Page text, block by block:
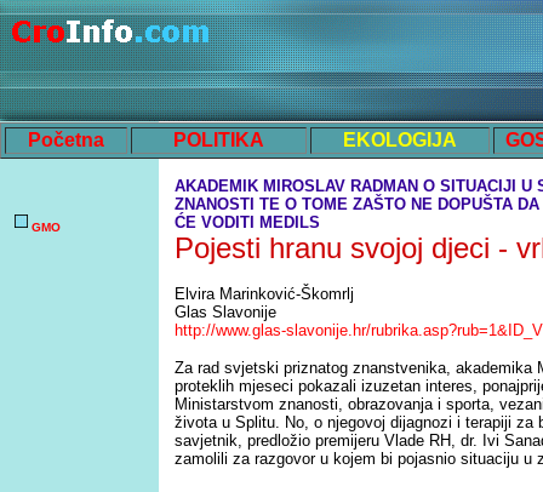
Početna POLITIKA EKOLOGIJA
GMO
AKADEMIK MIROSLAV RADMAN O SITUACIJI U
ZNANOSTI TE O TOME ZAŠTO NE DOPUŠTA
ĆE VODITI MEDILS
Pojesti hranu svojoj djeci -
Elvira Marinković-Škomrlj
Glas Slavonije
http://www.glas-slavonije.hr/
Za rad svjetski priznatog znanstvenika, akademika
proteklih mjeseci pokazali izuzetan interes,
Ministarstvom znanosti, obrazovanja i sporta,
života u Splitu. No, o njegovoj dijagnozi i terapiji
savjetnik, predložio premijeru Vlade RH, dr. Ivi
zamolili za razgovor u kojem bi pojasnio situaciju u